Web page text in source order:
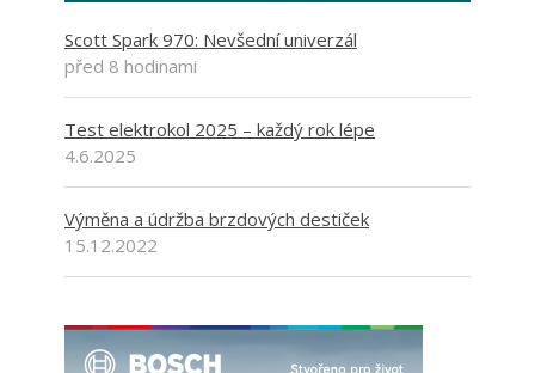
Scott Spark 970: Nevšední univerzál
před 8 hodinami
Test elektrokol 2025 – každý rok lépe
4.6.2025
Výměna a údržba brzdových destiček
15.12.2022